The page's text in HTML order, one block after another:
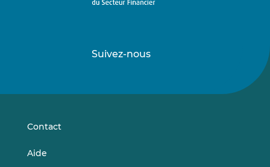
Suivez-nous
sursur
Contact
Aide